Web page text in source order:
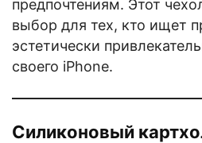
предпочтениям. Этот
выбор для тех, кто ищет
эстетически
своего iPhone.
Силиконовый